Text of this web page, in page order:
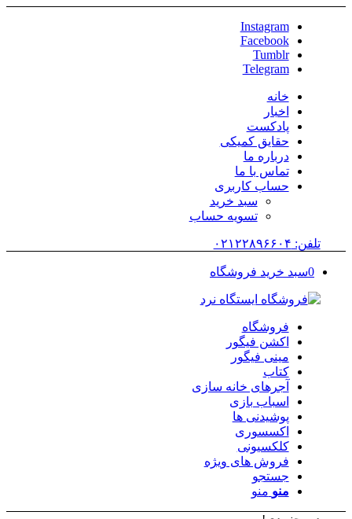
Instagram
Facebook
Tumblr
Telegram
خانه
اخبار
پادکست
حقایق کمیکی
درباره ما
تماس با ما
حساب کاربری
سبد خرید
تسویه حساب
تلفن: ۰۲۱۲۲۸۹۶۶۰۴
0سبد خرید فروشگاه
فروشگاه
اکشن فیگور
مینی فیگور
کتاب
آجرهای خانه سازی
اسباب بازی
پوشیدنی ها
اکسسوری
کلکسیونی
فروش های ویژه
جستجو
منو منو